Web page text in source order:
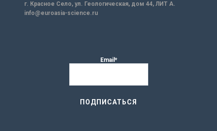
г. Красное Село, ул. Геологическая, дом 44, ЛИТ А.
info@euroasia-science.ru
Email*